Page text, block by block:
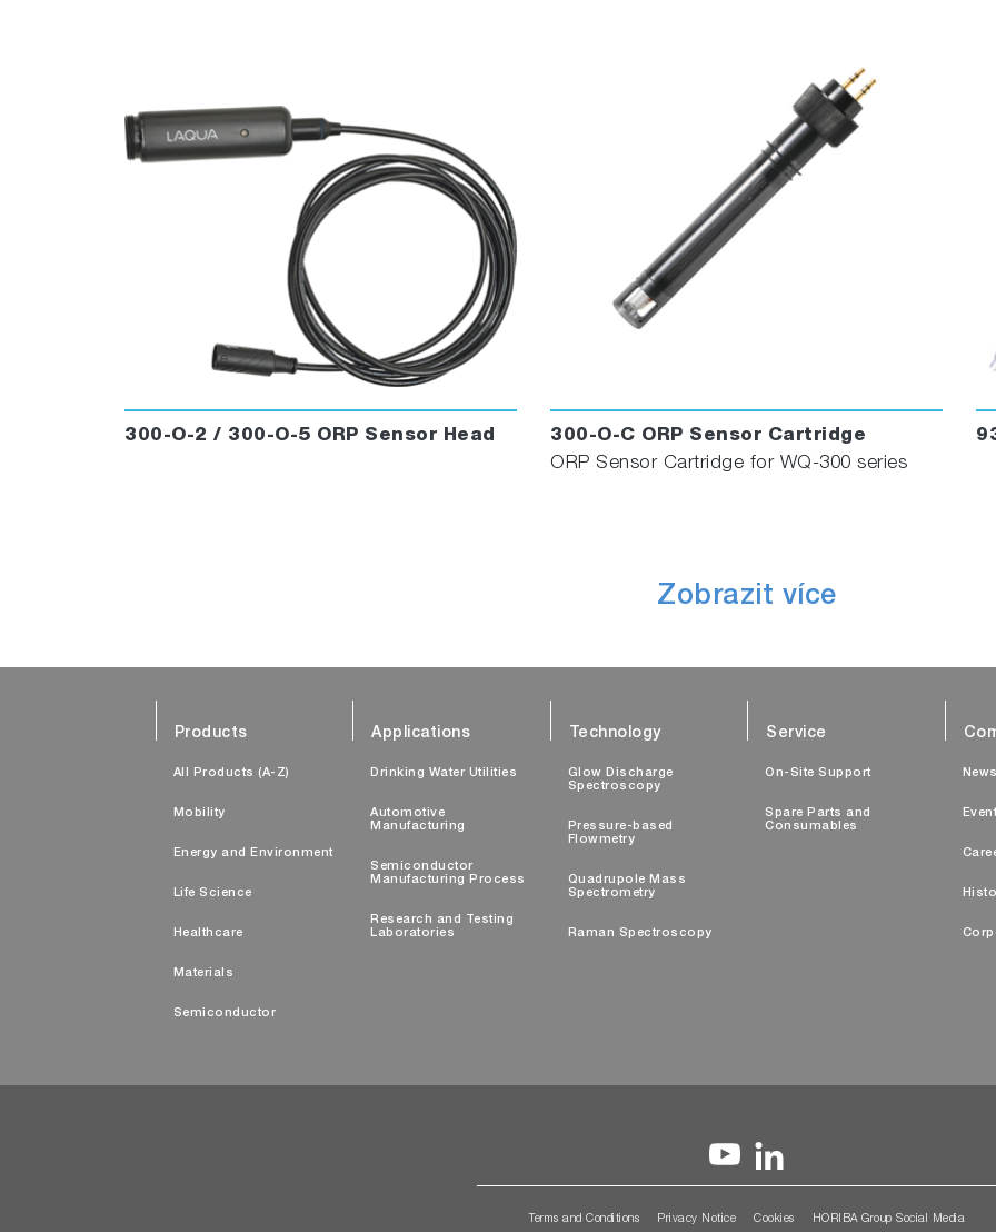
300-O-2 / 300-O-5 ORP Sensor Head
300-O-C ORP Sensor Cartridge
ORP Sensor Cartridge for WQ-300 series
Zobrazit více
Products
All Products (A-Z)
Mobility
Energy and Environment
Life Science
Healthcare
Materials
Semiconductor
Applications
Drinking Water Utilities
Automotive
Manufacturing
Semiconductor
Manufacturing Process
Research and Testing
Laboratories
Technology
Glow Discharge
Spectroscopy
Pressure-based
Flowmetry
Quadrupole Mass
Spectrometry
Raman Spectroscopy
Service
On-Site Support
Spare Parts and
Consumables
Terms and Conditions Privacy Notice Cookies HORIBA Group Social Media